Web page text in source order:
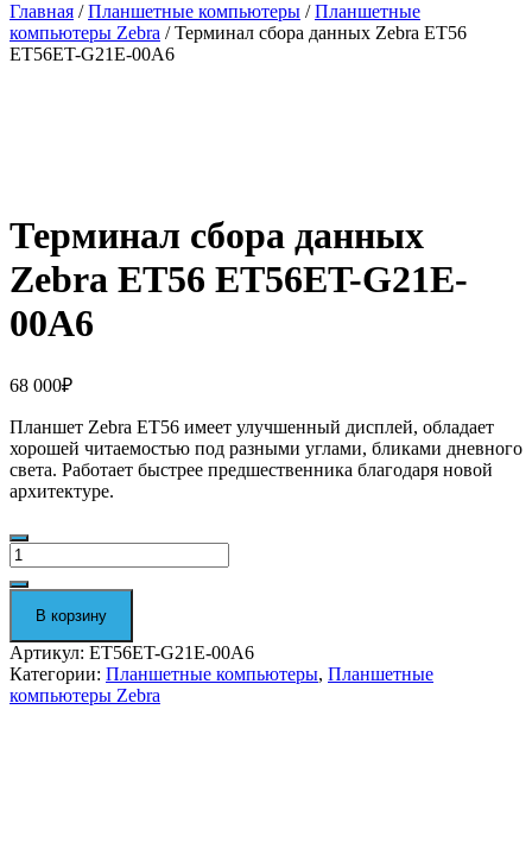
Главная /Планшетные компьютеры /Планшетные
компьютеры Zebra / Терминал сбора данных Zebra ET56
ET56ET-G21E-00A6
Терминал сбора данных
Zebra ET56 ET56ET-G21E-
00A6
68 000₽
Планшет Zebra ET56 имеет улучшенный дисплей, обладает
хорошей читаемостью под разными углами, бликами дневного
света. Работает быстрее предшественника благодаря новой
архитектуре.
Количество
Терминал
сбора
данных
Zebra
ET56
ET56ET-
G21E-
00A6
В корзину
Артикул: ET56ET-G21E-00A6
Категории: Планшетные компьютеры, Планшетные
компьютеры Zebra